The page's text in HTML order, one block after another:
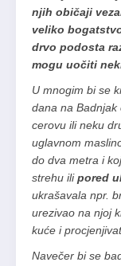
njih običaji
veliko
drvo podosta
mogu uočiti
U mnogim bi se
dana na Badnjak
cerovu ili neku
uglavnom
do dva metra i
strehu ilipored
ukrašavala npr.
urezivao na njoj
kuće i
Navečer bi se